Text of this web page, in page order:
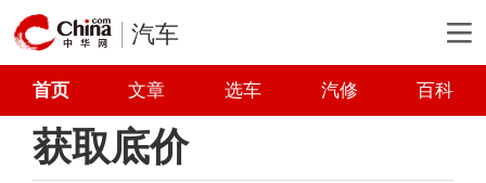
汽车
首页 文章 选车 汽修 百科
获取底价